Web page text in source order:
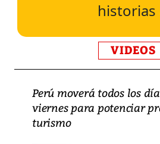
historias
VIDEOS
Perú moverá todos los
viernes para potenciar
turismo